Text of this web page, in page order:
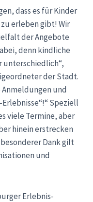
dass es für Kinder
erleben gibt! Wir
der Angebote
denn kindliche
unterschiedlich“,
der Stadt.
Anmeldungen und
Speziell
viele Termine, aber
hinein erstrecken
Dank gilt
und
Erlebnis-